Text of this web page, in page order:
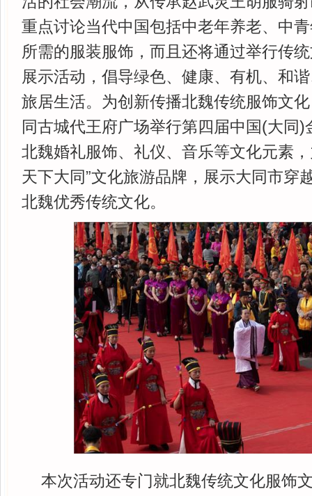
重点讨论当代中国包括中老年养老、中
所需的服装服饰，而且还将通过举行传
展示活动，倡导绿色、健康、有机、和
旅居生活。为创新传播北魏传统服饰文
同古城代王府广场举行第四届中国(大同)
北魏婚礼服饰、礼仪、音乐等文化元素
天下大同”文化旅游品牌，展示大同市穿
北魏优秀传统文化。
本次活动还专门就北魏传统文化服饰